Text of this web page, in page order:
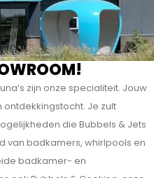
zijn onze specialiteit. Jouw
Je zult
die Bubbels & Jets
van badkamers, whirlpools en
badkamer- en
ook Bubbels & Cooking, onze
inspiratie opdoet voor binnen-
Bubbels & Jets bestaat
is in heel Nederland een begrip
badkamers, keukens